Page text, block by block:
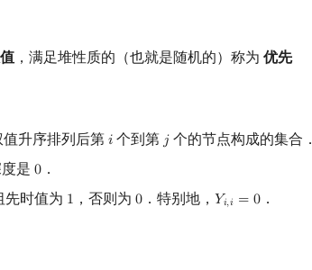
，满足堆性质的（也就是随机的）称为 优先
值升序排列后第 𝑖
i 个到第 𝑗
j个的节点构成的集合．
是 0
0．
先时值为 1
1 ，否则为 0
0．特别地， 𝑌𝑖,𝑖 = 0
Yi,i =0 ．